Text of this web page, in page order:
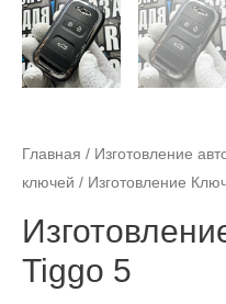
Главная / Изготовление
ключей / Изготовление
Tiggo 5